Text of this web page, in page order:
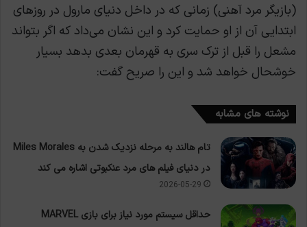
(بازیگر مرد آهنی) زمانی که در داخل دنیای مارول در روزهای
ابتدایی آن از او حمایت کرد و این نشان می‌داد که اگر بتواند
مشعل را قبل از ترک سری به قهرمان بعدی بدهد بسیار
خوشحال خواهد شد و این را صریح گفت:
نوشته های مشابه
تام هالند به مرحله نزدیک شدن به Miles Morales
در دنیای فیلم های مرد عنکبوتی اشاره می کند
2026-05-29
حداقل سیستم مورد نیاز برای بازی MARVEL